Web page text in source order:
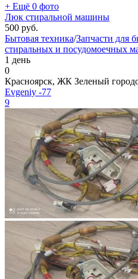
+ Ещё 0 фото
Люк стиральной машины
500 руб.
Бытовая техника/Запчасти для
стиральных и посудомоечных
1 день
0
Красноярск, ЖК Зеленый
Evgeniy -77
9